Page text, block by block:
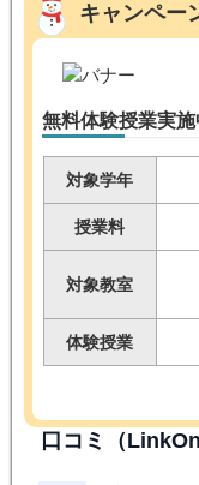
キャンペー
無料体験授業実施
対象学年
授業料
対象教室
体験授業
口コミ（